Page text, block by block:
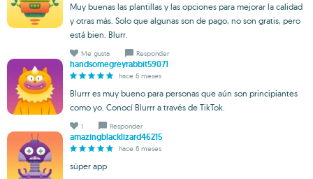
Muy buenas las plantillas y las opciones para mejorar la calidad
y otras más. Solo que algunas son de pago, no son gratis, pero
está bien. Blurr.
Me gusta Responder
handsomegreyrabbit59071
hace 6 meses
Blurrr es muy bueno para personas que aún son principiantes
como yo. Conocí Blurrr a través de TikTok.
1 Responder
amazingblacklizard46215
hace 6 meses
súper app